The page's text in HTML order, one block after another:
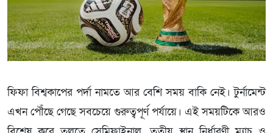
ফিফা বিশ্বকাপের পর্দা নামতে আর বেশি সময় বাকি নেই। টুর্নামেন্ট
এখন পৌঁছে গেছে সবচেয়ে গুরুত্বপূর্ণ পর্যায়ে। এই সময়টিকে আরও